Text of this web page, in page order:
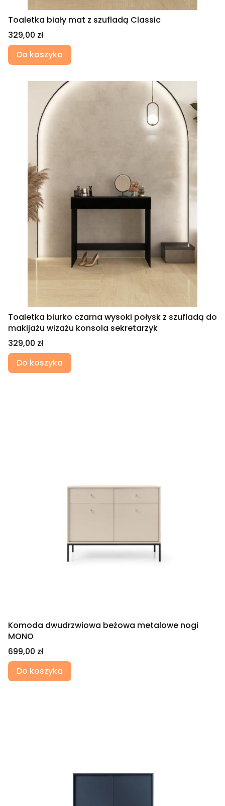
Toaletka biały mat z szufladą Classic
Cena
329,00 zł
Do koszyka
Toaletka biurko czarna wysoki połysk z szufladą do
makijażu wizażu konsola sekretarzyk
Cena
329,00 zł
Do koszyka
Komoda dwudrzwiowa beżowa metalowe nogi
MONO
Cena
699,00 zł
Do koszyka